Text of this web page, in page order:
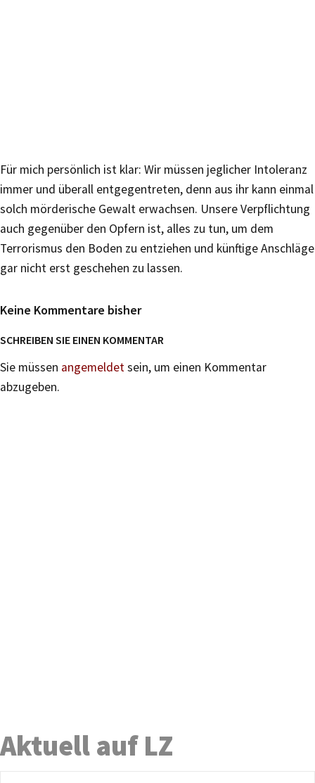
Für mich persönlich ist klar: Wir müssen jeglicher Intoleranz
immer und überall entgegentreten, denn aus ihr kann einmal
solch mörderische Gewalt erwachsen. Unsere Verpflichtung
auch gegenüber den Opfern ist, alles zu tun, um dem
Terrorismus den Boden zu entziehen und künftige Anschläge
gar nicht erst geschehen zu lassen.
Keine Kommentare bisher
SCHREIBEN SIE EINEN KOMMENTAR
Sie müssen angemeldetsein, um einen Kommentar
abzugeben.
Aktuell auf LZ